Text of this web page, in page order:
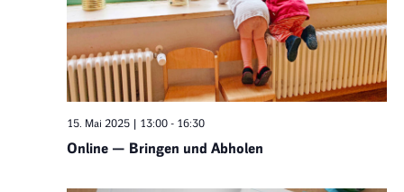
15. Mai 2025 | 13:00- 16:30
Online — Bringen und Abholen